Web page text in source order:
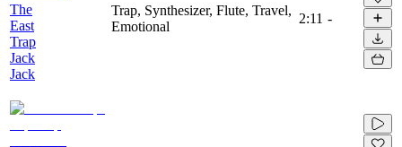
The
East
Trap
Jack
Jack
Trap, Synthesizer, Flute, Travel,
Emotional
2:11 -